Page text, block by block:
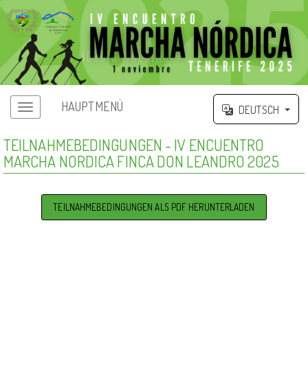
HAUPTMENÜ DEUTSCH
TEILNAHMEBEDINGUNGEN - IV ENCUENTRO
MARCHA NORDICA FINCA DON LEANDRO 2025
TEILNAHMEBEDINGUNGEN ALS PDF HERUNTERLADEN